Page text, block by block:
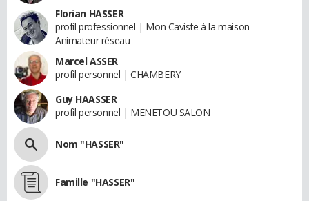
Florian HASSER
profil professionnel | Mon Caviste à la maison -
Animateur réseau
Marcel ASSER
profil personnel | CHAMBERY
Guy HAASSER
profil personnel | MENETOU SALON
Nom "HASSER"
Famille "HASSER"